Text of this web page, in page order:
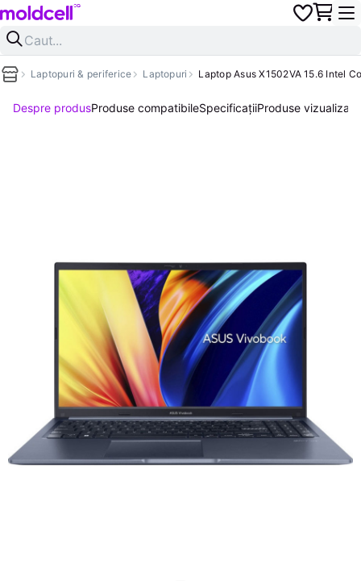
Laptopuri & periferice Laptopuri Laptop Asus X1502VA 15.6 Intel
Despre produsProduse compatibileSpecificațiiProduse vizualizate